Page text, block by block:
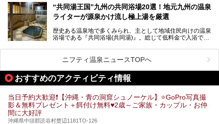
そこで日本各地にある「難読温泉地」を、地域ごとにクイズ
形式でご紹介。第５回目(最終回)である今回は、九州地方の
難読温泉地をピックアップしました。
いくつ読めるか、ぜひチャレンジしてみて下さいね！
“共同湯王国”九州の共同浴場20選！地元九州の温泉
ライターが源泉かけ流し極上湯を厳選
歴史ある温泉地で多くみられ、主として地域住民向けの温泉
浴場である『共同浴場(共同湯)』。総じて低料金で入浴で
特徴です。
共同浴場は全国各地の温泉地にありますが、特に九州地方は
共同湯文化が古くから発展し、質・量ともに大変充実。九州
は“共同湯王国”といっても決して過言では無いでしょう。
今回は地元在住の九州の温泉ライターである筆者が過去入浴
した中から、源泉かけ流しと泉質の良さにこだわって九州の
めぐりの参考にされてみて下さい！
ニフティ温泉ニュースTOPへ
おすすめのアクティビティ情報
当日予約大歓迎❗【沖縄・青の洞窟シュノーケル】⭐GoPro写真撮
影＆無料プレゼント＋餌付け無料♥️2歳～ご家族・カップル・お仲
間に大好評
沖縄県中頭郡読谷村楚辺1181TO-126